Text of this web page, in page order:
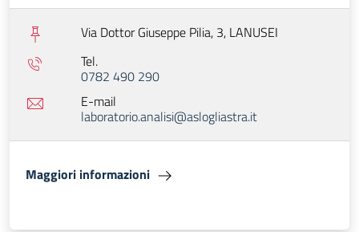
Via Dottor Giuseppe Pilia, 3, LANUSEI
Tel.
0782 490 290
E-mail
laboratorio.analisi@aslogliastra.it
Maggiori informazioni